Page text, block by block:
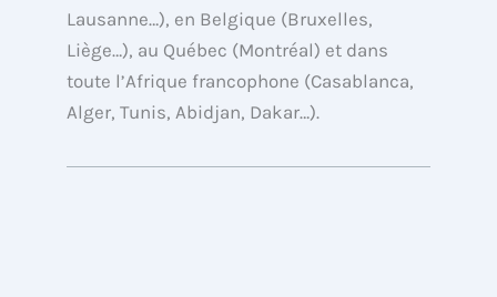
Lausanne…), en Belgique (Bruxelles,
Liège…), au Québec (Montréal) et dans
toute l’Afrique francophone (Casablanca,
Alger, Tunis, Abidjan, Dakar…).